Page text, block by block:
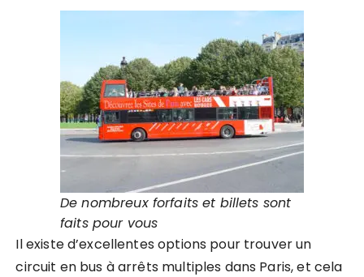
De nombreux forfaits et billets sont
faits pour vous
Il existe d’excellentes options pour trouver un
circuit en bus à arrêts multiples dans Paris, et cela